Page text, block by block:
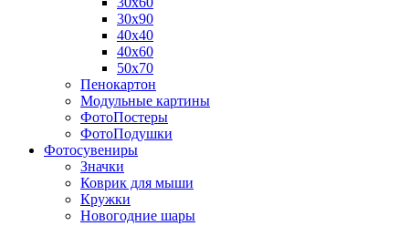
30х90
40х40
40х60
50х70
Пенокартон
Модульные картины
ФотоПостеры
ФотоПодушки
Фотоcувениры
Значки
Коврик для мыши
Кружки
Новогодние шары